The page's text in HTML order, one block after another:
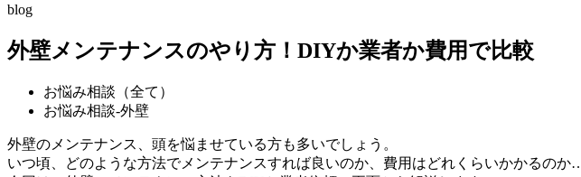
blog
外壁メンテナンスのやり方！DIYか業者か費用で比較
お悩み相談（全て）
お悩み相談-外壁
外壁のメンテナンス、頭を悩ませている方も多いでしょう。
いつ頃、どのような方法でメンテナンスすれば良いのか、費用はどれくらいかかるのか